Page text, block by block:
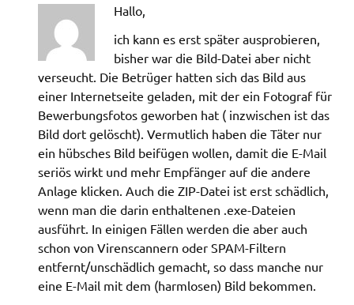
Hallo,
ich kann es erst später ausprobieren,
bisher war die Bild-Datei aber nicht
verseucht. Die Betrüger hatten sich das Bild aus
einer Internetseite geladen, mit der ein Fotograf für
Bewerbungsfotos geworben hat ( inzwischen ist das
Bild dort gelöscht). Vermutlich haben die Täter nur
ein hübsches Bild beifügen wollen, damit die E-Mail
seriös wirkt und mehr Empfänger auf die andere
Anlage klicken. Auch die ZIP-Datei ist erst schädlich,
wenn man die darin enthaltenen .exe-Dateien
ausführt. In einigen Fällen werden die aber auch
schon von Virenscannern oder SPAM-Filtern
entfernt/unschädlich gemacht, so dass manche nur
eine E-Mail mit dem (harmlosen) Bild bekommen.